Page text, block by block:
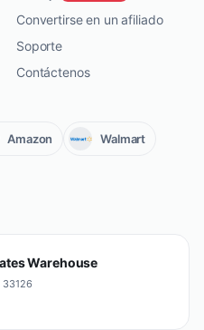
Convertirse en un afiliado
Soporte
Contáctenos
Amazon Walmart
Warehouse
33126